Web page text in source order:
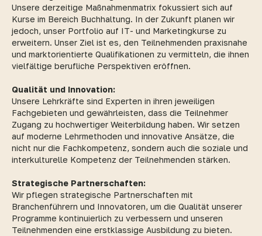
Unsere derzeitige Maßnahmenmatrix fokussiert sich auf
Kurse im Bereich Buchhaltung. In der Zukunft planen wir
jedoch, unser Portfolio auf IT- und Marketingkurse zu
erweitern. Unser Ziel ist es, den Teilnehmenden praxisnahe
und marktorientierte Qualifikationen zu vermitteln, die ihnen
vielfältige berufliche Perspektiven eröffnen.
Qualität und Innovation:
Unsere Lehrkräfte sind Experten in ihren jeweiligen
Fachgebieten und gewährleisten, dass die Teilnehmer
Zugang zu hochwertiger Weiterbildung haben. Wir setzen
auf moderne Lehrmethoden und innovative Ansätze, die
nicht nur die Fachkompetenz, sondern auch die soziale und
interkulturelle Kompetenz der Teilnehmenden stärken.
Strategische Partnerschaften:
Wir pflegen strategische Partnerschaften mit
Branchenführern und Innovatoren, um die Qualität unserer
Programme kontinuierlich zu verbessern und unseren
Teilnehmenden eine erstklassige Ausbildung zu bieten.